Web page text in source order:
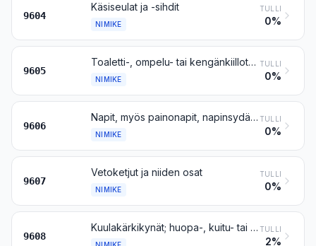
9604
Käsiseulat ja -sihdit
NIMIKE
TULLI
0%
9605
Toaletti-, ompelu- tai kengänkiillotustarvikkeita tai vaatteiden puhdistukseen käytettäviä tarvikkeita sisältävät matkapakkaukset
NIMIKE
TULLI
0%
9606
Napit, myös painonapit, napinsydämet ja muut näiden tavaroiden osat; napinteelmät
NIMIKE
TULLI
0%
9607
Vetoketjut ja niiden osat
NIMIKE
TULLI
0%
9608
Kuulakärkikynät; huopa-, kuitu- tai muulla huokoisella kärjellä varustetut kynät; täytekynät ja niiden kaltaiset kynät; monistuskynät; lyijytäytekynät; kynänvarret, kynänpitimet ja niiden kaltaiset pitimet; edellä mainittujen tavaroiden osat (myös hylsyt ja pidikkeet), muut kuin nimikkeeseen 9609 kuuluvat TULLI
2%